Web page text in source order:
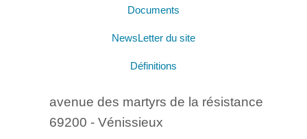
Documents
NewsLetter du site
Définitions
avenue des martyrs de la résistance
69200 - Vénissieux